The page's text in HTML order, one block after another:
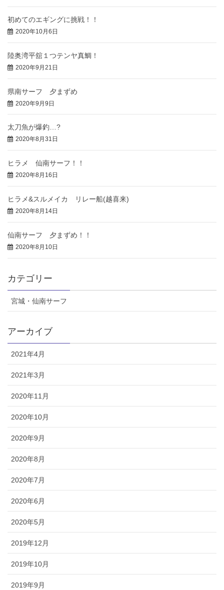
初めてのエギングに挑戦！！
2020年10月6日
陸奥湾平舘１つテンヤ真鯛！
2020年9月21日
県南サーフ 夕まずめ
2020年9月9日
太刀魚が爆釣…?
2020年8月31日
ヒラメ 仙南サーフ！！
2020年8月16日
ヒラメ&スルメイカ リレー船(越喜来)
2020年8月14日
仙南サーフ 夕まずめ！！
2020年8月10日
カテゴリー
宮城・仙南サーフ
アーカイブ
2021年4月
2021年3月
2020年11月
2020年10月
2020年9月
2020年8月
2020年7月
2020年6月
2020年5月
2019年12月
2019年10月
2019年9月